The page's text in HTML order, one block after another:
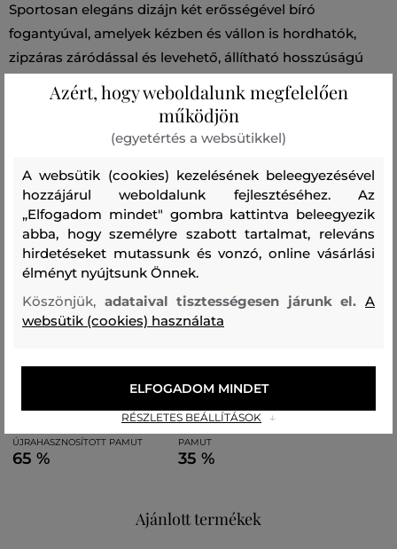
Sportosan elegáns dizájn két erősségével bíró
fogantyúval, amelyek kézben és vállon is hordhatók,
zipzáras záródással és levehető, állítható hosszúságú
crossbody pánttal egészül ki. A táskát a KARL Rue St-
Guillaume kontrasztos logója díszíti az elején. A tágas
belső tér lapos zsebbel és logóval ellátott felvarróval
öltözéknek.
Méretek: 33 x 25 x 15 cm
Termék kódja
A3W50025-BAS-KC-1ug-0
Összetétel
ÚJRAHASZNOSÍTOTT PAMUT
65 %
PAMUT
35 %
Ajánlott termékek
Azért, hogy weboldalunk megfelelően
működjön
(egyetértés a websütikkel)
A websütik (cookies) kezelésének beleegyezésével
hozzájárul weboldalunk fejlesztéséhez. Az
„Elfogadom mindet" gombra kattintva beleegyezik
abba, hogy személyre szabott tartalmat, releváns
hirdetéseket mutassunk és vonzó, online vásárlási
élményt nyújtsunk Önnek.
Köszönjük, adataival tisztességesen járunk el.A
websütik (cookies) használata
RÉSZLETES BEÁLLÍTÁSOK
ELFOGADOM MINDET